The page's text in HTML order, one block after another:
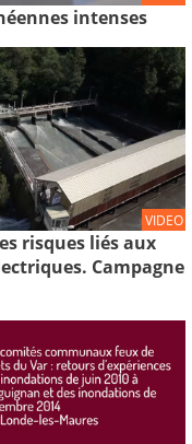
intenses
VIDEO
risques liés aux
Campagne